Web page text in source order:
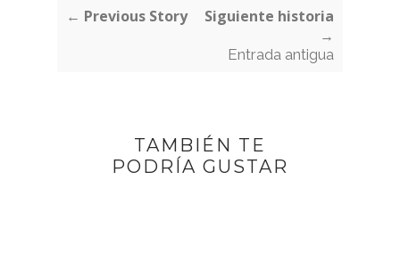
← Previous Story
Siguiente historia
→
Entrada antigua
TAMBIÉN TE
PODRÍA GUSTAR